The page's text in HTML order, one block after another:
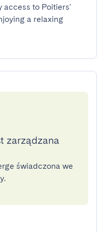
access to Poitiers'
a relaxing
zarządzana
świadczona we